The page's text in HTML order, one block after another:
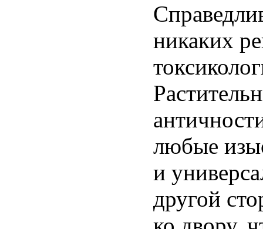
никаких
любые
и
другой